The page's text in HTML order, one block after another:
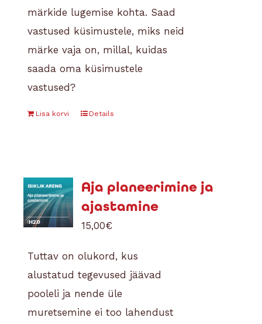
märkide lugemise kohta. Saad
vastused küsimustele, miks neid
märke vaja on, millal, kuidas
saada oma küsimustele
vastused?
Lisa korvi Details
Aja planeerimine ja
ajastamine
15,00€
Tuttav on olukord, kus
alustatud tegevused jäävad
pooleli ja nende üle
muretsemine ei too lahendust